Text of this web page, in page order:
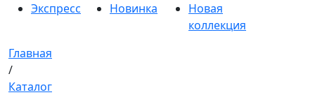
Экспресс
Новинка
Новая
коллекция
Главная
/
Каталог